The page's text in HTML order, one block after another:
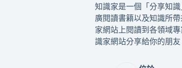
知識家是一個「分享知
廣閱讀書籍以及知識所
家網站上閱讀到各領域
識家網站分享給你的朋友